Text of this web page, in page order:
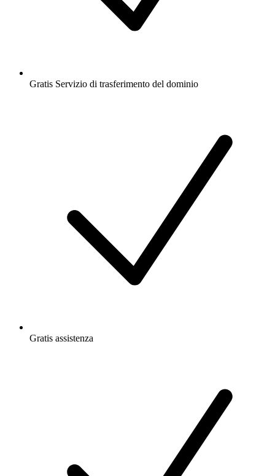
Gratis Servizio di trasferimento del dominio
Gratis assistenza